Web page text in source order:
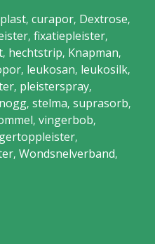
, curapor, Dextrose,
, fixatiepleister,
, hechtstrip, Knapman,
, leukosan, leukosilk,
, pleisterspray,
, stelma, suprasorb,
, vingerbob,
,
, Wondsnelverband,